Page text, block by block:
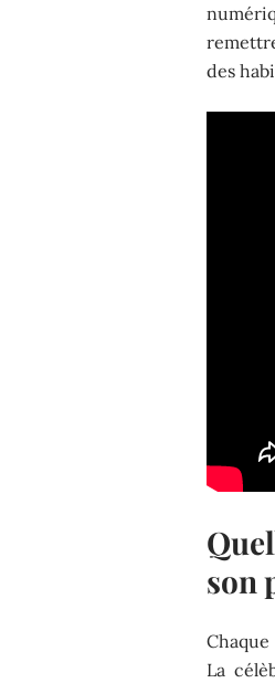
des
son
La